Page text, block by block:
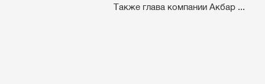
Также глава компании Акбар ...